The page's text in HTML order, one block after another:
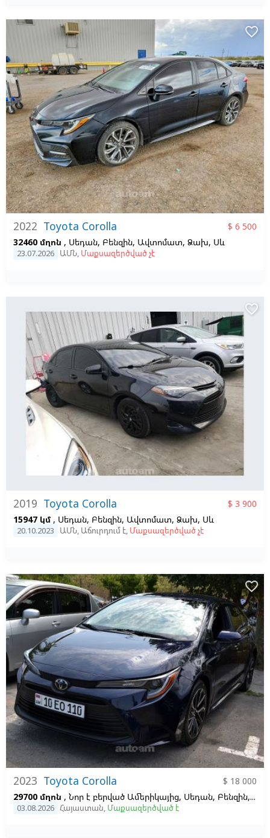
2022 Toyota Corolla
$ 6 500
32460 մղոն , Սեդան, Բենզին, Ավտոմատ, Ձախ, Սև
23.07.2026 ԱՄՆ, Մաքսազերծված չէ
favorite_border
2019 Toyota Corolla
$ 3 900
15947 կմ , Սեդան, Բենզին, Ավտոմատ, Ձախ, Սև
20.10.2023 ԱՄՆ, Աճուրդում է, Մաքսազերծված չէ
favorite_border
2023 Toyota Corolla
$ 18 000
29700 մղոն , Նոր է բերված Ամերիկայից, Սեդան, Բենզին, Ավտոմատ, Ձախ,
03.08.2026 Հայաստան, Մաքսազերծված է
favorite_border